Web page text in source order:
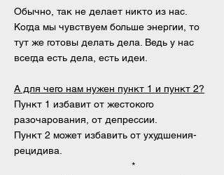
Обычно, так не делает никто из нас.
Когда мы чувствуем больше энергии, то
тут же готовы делать дела. Ведь у нас
всегда есть дела, есть идеи.
А для чего нам нужен пункт 1 и пункт 2?
Пункт 1 избавит от жестокого
разочарования, от депрессии.
Пункт 2 может избавить от ухудшения-
рецидива.
*